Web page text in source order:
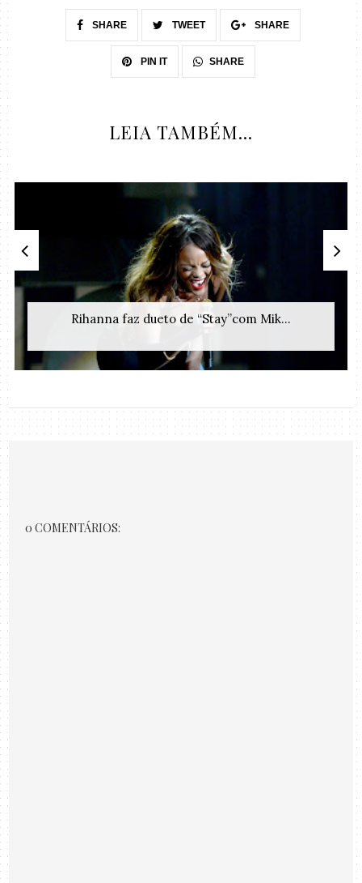
SHARE TWEET SHARE
PIN IT SHARE
LEIA TAMBÉM...
Rihanna faz dueto de “Stay”com Mik...
0 COMENTÁRIOS: